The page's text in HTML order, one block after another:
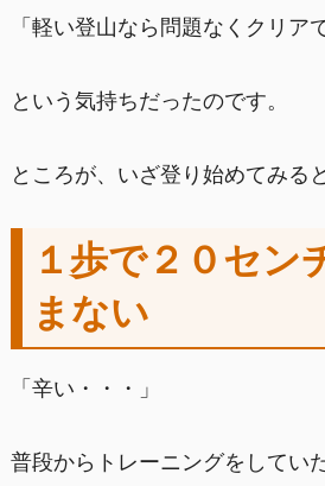
「軽い登山なら問題なくクリア
という気持ちだったのです。
ところが、いざ登り始めてみる
１歩で２０セン
まない
「辛い・・・」
普段からトレーニングをしてい